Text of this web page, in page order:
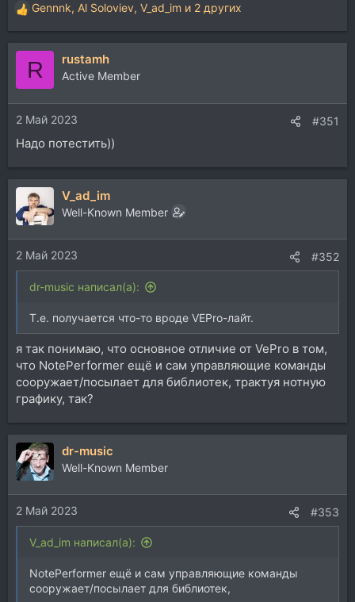
Р
е
а
и
и
:
Gennnk, Al Soloviev, V_ad_im и 2 других
R rustamh
Active Member
2 Май 2023 #351
Надо потестить))
V_ad_im
Well-Known Member
2 Май 2023 #352
dr-music написал(а):
Т.е. получается что-то вроде VEPro-лайт.
я так понимаю, что основное отличие от VePro в том,
что NotePerformer ещё и сам управляющие команды
сооружает/посылает для библиотек, трактуя нотную
графику, так?
dr-music
Well-Known Member
2 Май 2023 #353
V_ad_im написал(а):
NotePerformer ещё и сам управляющие команды
сооружает/посылает для библиотек,